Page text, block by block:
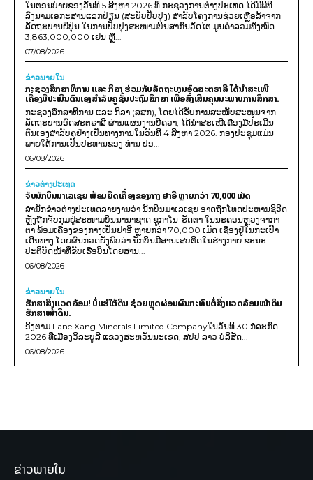
ໃນຕອນບ່າຍຂອງວັນທີ 5 ສິງຫາ 2026 ທີ່ ກະຊວງການຕ່າງປະເທດ ໄດ້ມີພິທີ
ລົງນາມເອກະສານແລກປ່ຽນ (ສະບັບປັບປຸງ) ສໍາລັບໂຄງການຊ່ວຍເຫຼືອລ້າຈາກ
ລັດຖະບານຍີ່ປຸ່ນ ໃນການປັບປຸງສະໜາມບິນສາກົນວັດໄຕ ມູນຄ່າລວມທັງໝົດ
3,863,000,000 ເຢນ ຫຼື...
07/08/2026
ຂ່າວພາຍ​ໃນ
ກະຊວງສຶກສາທິການ ແລະ ກິລາ ຮ່ວມກັບລັດຖະບານອົດສະຕຣາລີ ໄດ້ນຳສະເໜີ
ເຄື່ອງມືປະເມີນຕົນເອງສຳລັບຄູຊັ້ນປະຖົມສຶກສາ ເພື່ອສົ່ງເສີມຄຸນນະພາບການສຶກສາ.
ກະຊວງສຶກສາທິການ ແລະ ກິລາ (ສສກ), ໂດຍໄດ້ຮັບການສະໜັບສະໜູນຈາກ
ລັດຖະບານອົດສະຕຣາລີ ຜ່ານແຜນງານບີຄວາ, ໄດ້ນຳສະເໜີເຄື່ອງມືປະເມີນ
ຕົນເອງສຳລັບຄູຢ່າງເປັນທາງການໃນວັນທີ 4 ສິງຫາ 2026. ກອງປະຊຸມແມ່ນ
ພາຍໃຕ້ການເປັນປະທານຂອງ ທ່ານ ປອ...
06/08/2026
ຂ່າວຕ່າງປະເທດ
ຈັບນັກບິນມາເລເຊຍ ພ້ອມຍຶດເຄື່ອງຂອງກາງ ຢາອີ ຫຼາຍກວ່າ 70,000 ເມັດ
ສຳນັກຂ່າວຕ່າງປະເທດລາຍງານວ່າ ນັກບິນມາເລເຊຍ ອາດຖືກໂທດປະຫານຊີວິດ
ຫຼັງຖືກຈັບກຸມຢູ່ສະໜາມບິນນານາຊາດ ຊູກາໂນ-ຮັດຕາ ໃນນະຄອນຫຼວງຈາກາ
ຕາ ພ້ອມເຄື່ອງຂອງກາງເປັນຢາອີ ຫຼາຍກວ່າ 70,000 ເມັດ ເຊື່ອງຢູ່ໃນກະເປົາ
ເດີນທາງ ໂດຍຜົນກວດຍັງພົບວ່າ ນັກບິນມີສານເສບຕິດໃນຮ່າງກາຍ ຂະນະ
ປະຕິບັດໜ້າທີ່ຂັບເຮືອບິນໂດຍສານ...
06/08/2026
ຂ່າວພາຍ​ໃນ
ຮັກສາສິ່ງແວດລ້ອມ! ບໍ່ແຮ່ໃຕ້ດິນ ຊ່ວຍຫຼຸດຜ່ອນຜົນກະທົບຕໍ່ສິ່ງແວດລ້ອມໜ້າດິນ
ຮັກສາໜ້າດິນ.
ອີງຕາມ Lane Xang Minerals Limited Companyໃນວັນທີ 30 ກໍລະກົດ
2026 ທີ່ເມືອງວິລະບູລີ ແຂວງສະຫວັນນະເຂດ, ສປປ ລາວ ບໍລິສັດ...
06/08/2026
ຂ່າວພາຍໃນ